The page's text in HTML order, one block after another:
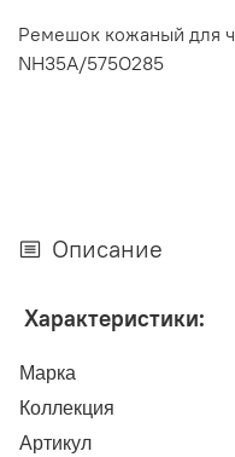
Ремешок кожаный для
NH35A/575O285
Описание
Характеристики:
Марка
Коллекция
Артикул